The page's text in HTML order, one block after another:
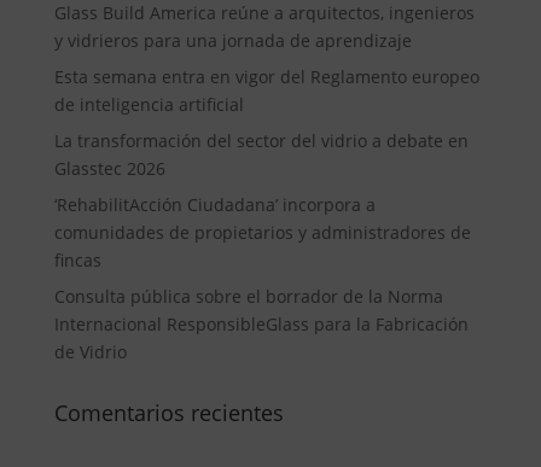
Glass Build America reúne a arquitectos, ingenieros
y vidrieros para una jornada de aprendizaje
Esta semana entra en vigor del Reglamento europeo
de inteligencia artificial
La transformación del sector del vidrio a debate en
Glasstec 2026
‘RehabilitAcción Ciudadana’ incorpora a
comunidades de propietarios y administradores de
fincas
Consulta pública sobre el borrador de la Norma
Internacional ResponsibleGlass para la Fabricación
de Vidrio
Comentarios recientes